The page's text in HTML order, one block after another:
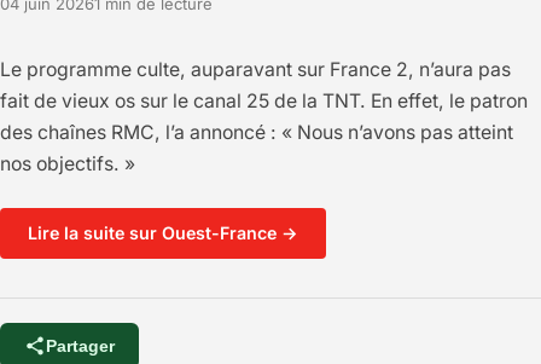
Le programme culte, auparavant sur France 2, n’aura pas
fait de vieux os sur le canal 25 de la TNT. En effet, le patron
des chaînes RMC, l’a annoncé : « Nous n’avons pas atteint
nos objectifs. »
Lire la suite sur Ouest-France →
Partager